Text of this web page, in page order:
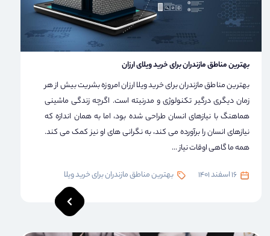
بهترین مناطق مازندران برای خرید ویلای ارزان
بهترین مناطق مازندران برای خرید ویلا ارزان امروزه بشریت بیش از هر
زمان دیگری درگیر تکنولوژی و مدرنیته است. اگرچه زندگی ماشینی
هماهنگ با نیازهای انسان طراحی شده بود، اما به همان اندازه که
نیازهای انسان را برآورده می کند، به نگرانی های او نیز کمک می کند.
همه ما گاهی اوقات نیاز ...
16 اسفند 1401 بهترین مناطق مازندران برای خرید ویلا